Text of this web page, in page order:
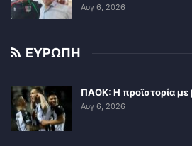
Αυγ 6, 2026
ΕΥΡΩΠΗ
ΠΑΟΚ: Η προϊστορία με
Αυγ 6, 2026